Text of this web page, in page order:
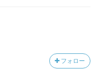
フォロー